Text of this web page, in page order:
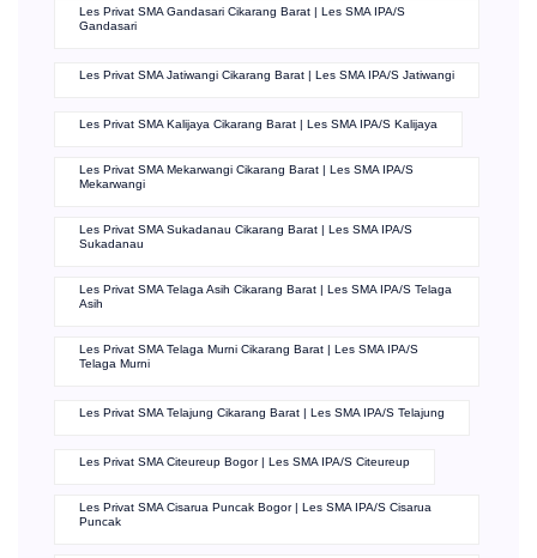
Les Privat SMA Gandasari Cikarang Barat | Les SMA IPA/S
Gandasari
Les Privat SMA Jatiwangi Cikarang Barat | Les SMA IPA/S Jatiwangi
Les Privat SMA Kalijaya Cikarang Barat | Les SMA IPA/S Kalijaya
Les Privat SMA Mekarwangi Cikarang Barat | Les SMA IPA/S
Mekarwangi
Les Privat SMA Sukadanau Cikarang Barat | Les SMA IPA/S
Sukadanau
Les Privat SMA Telaga Asih Cikarang Barat | Les SMA IPA/S Telaga
Asih
Les Privat SMA Telaga Murni Cikarang Barat | Les SMA IPA/S
Telaga Murni
Les Privat SMA Telajung Cikarang Barat | Les SMA IPA/S Telajung
Les Privat SMA Citeureup Bogor | Les SMA IPA/S Citeureup
Les Privat SMA Cisarua Puncak Bogor | Les SMA IPA/S Cisarua
Puncak